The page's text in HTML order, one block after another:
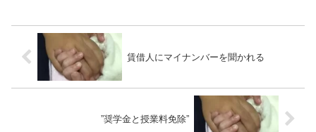
賃借人にマイナンバーを聞かれる
”奨学金と授業料免除”